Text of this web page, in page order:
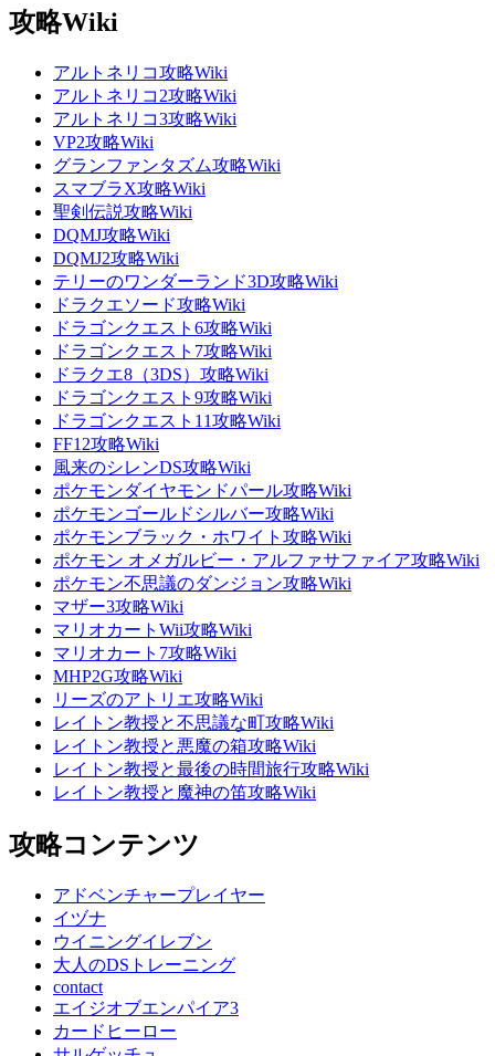
攻略Wiki
アルトネリコ攻略Wiki
アルトネリコ2攻略Wiki
アルトネリコ3攻略Wiki
VP2攻略Wiki
グランファンタズム攻略Wiki
スマブラX攻略Wiki
聖剣伝説攻略Wiki
DQMJ攻略Wiki
DQMJ2攻略Wiki
テリーのワンダーランド3D攻略Wiki
ドラクエソード攻略Wiki
ドラゴンクエスト6攻略Wiki
ドラゴンクエスト7攻略Wiki
ドラクエ8（3DS）攻略Wiki
ドラゴンクエスト9攻略Wiki
ドラゴンクエスト11攻略Wiki
FF12攻略Wiki
風来のシレンDS攻略Wiki
ポケモンダイヤモンドパール攻略Wiki
ポケモンゴールドシルバー攻略Wiki
ポケモンブラック・ホワイト攻略Wiki
ポケモン オメガルビー・アルファサファイア攻略Wiki
ポケモン不思議のダンジョン攻略Wiki
マザー3攻略Wiki
マリオカートWii攻略Wiki
マリオカート7攻略Wiki
MHP2G攻略Wiki
リーズのアトリエ攻略Wiki
レイトン教授と不思議な町攻略Wiki
レイトン教授と悪魔の箱攻略Wiki
レイトン教授と最後の時間旅行攻略Wiki
レイトン教授と魔神の笛攻略Wiki
攻略コンテンツ
アドベンチャープレイヤー
イヅナ
ウイニングイレブン
大人のDSトレーニング
contact
エイジオブエンパイア3
カードヒーロー